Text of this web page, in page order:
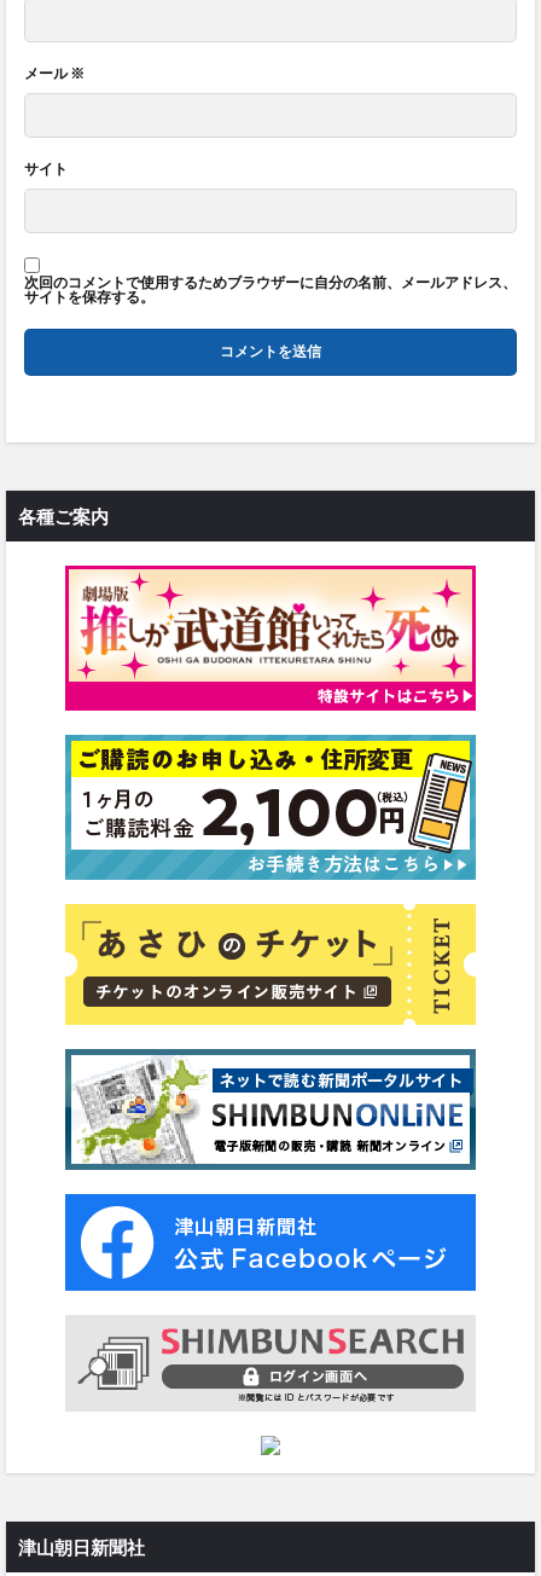
メール※
サイト
次回のコメントで使用するためブラウザーに自分の名前、メールアドレス、
サイトを保存する。
各種ご案内
津山朝日新聞社